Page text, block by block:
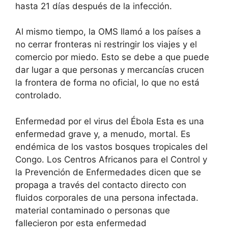
hasta 21 días después de la infección.
Al mismo tiempo, la OMS llamó a los países a
no cerrar fronteras ni restringir los viajes y el
comercio por miedo. Esto se debe a que puede
dar lugar a que personas y mercancías crucen
la frontera de forma no oficial, lo que no está
controlado.
Enfermedad por el virus del Ébola Esta es una
enfermedad grave y, a menudo, mortal. Es
endémica de los vastos bosques tropicales del
Congo. Los Centros Africanos para el Control y
la Prevención de Enfermedades dicen que se
propaga a través del contacto directo con
fluidos corporales de una persona infectada.
material contaminado o personas que
fallecieron por esta enfermedad